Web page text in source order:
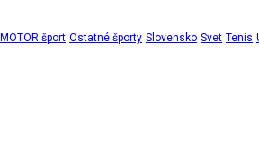
MOTOR šport Ostatné športy Slovensko Svet Tenis